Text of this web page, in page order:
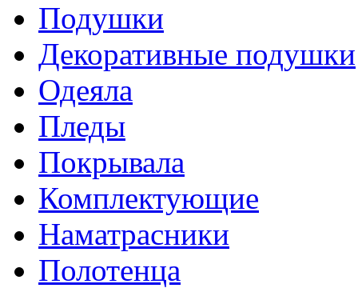
Подушки
Декоративные подушки
Одеяла
Пледы
Покрывала
Комплектующие
Наматрасники
Полотенца